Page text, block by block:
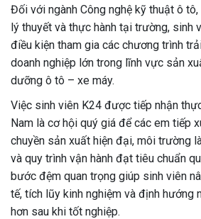
Đối với ngành Công nghệ kỹ thuật ô
lý thuyết và thực hành tại trường, sinh
điều kiện tham gia các chương trình
doanh nghiệp lớn trong lĩnh vực sản
dưỡng ô tô – xe máy.
Việc sinh viên K24 được tiếp nhận
Nam là cơ hội quý giá để các em tiếp
chuyền sản xuất hiện đại, môi trường
và quy trình vận hành đạt tiêu chuẩn
bước đệm quan trọng giúp sinh viên
tế, tích lũy kinh nghiệm và định hướng
hơn sau khi tốt nghiệp.